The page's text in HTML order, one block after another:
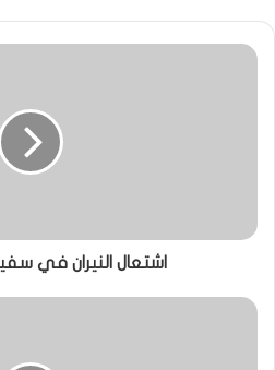
اشتعال النيران في